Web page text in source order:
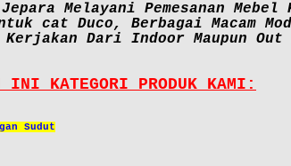
Melayani Pemesanan Mebel
cat Duco, Berbagai Macam
Kerjakan Dari Indoor Maupun Out
KATEGORI PRODUK KAMI:
Sudut